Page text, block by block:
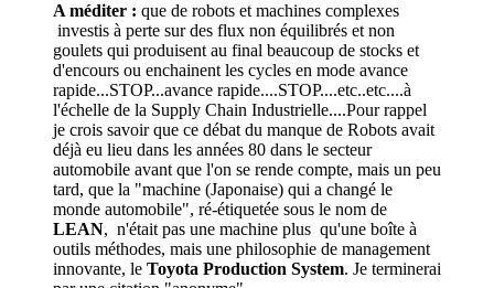
A méditer : que de robots et machines complexes
investis à perte sur des flux non équilibrés et non
goulets qui produisent au final beaucoup de stocks et
d'encours ou enchainent les cycles en mode avance
rapide...STOP...avance rapide....STOP....etc..etc....à
l'échelle de la Supply Chain Industrielle....Pour rappel
je crois savoir que ce débat du manque de Robots avait
déjà eu lieu dans les années 80 dans le secteur
automobile avant que l'on se rende compte, mais un peu
tard, que la "machine (Japonaise) qui a changé le
monde automobile", ré-étiquetée sous le nom de
LEAN, n'était pas une machine plus qu'une boîte à
outils méthodes, mais une philosophie de management
innovante, le Toyota Production System. Je terminerai